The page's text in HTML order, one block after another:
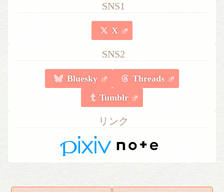
SNS1
X
SNS2
Bluesky
Threads
Tumblr
リンク